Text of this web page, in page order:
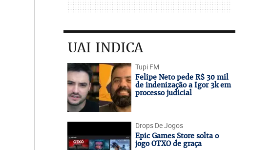
UAI INDICA
Tupi FM
Felipe Neto pede R$ 30 mil
de indenização a Igor 3k em
processo judicial
Drops De Jogos
Epic Games Store solta o
jogo OTXO de graça